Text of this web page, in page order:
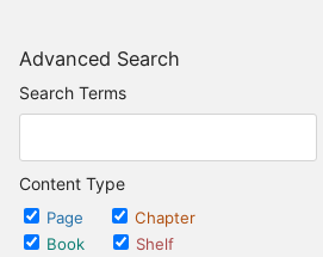
Advanced Search
Search Terms
Content Type
Page
Chapter
Book
Shelf